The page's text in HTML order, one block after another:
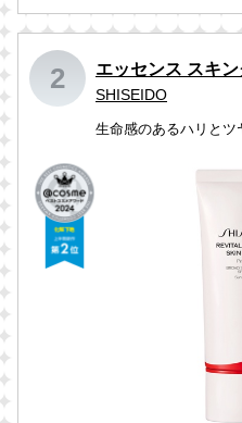
2 エッセンス スキ
SHISEIDO
生命感のあるハリと